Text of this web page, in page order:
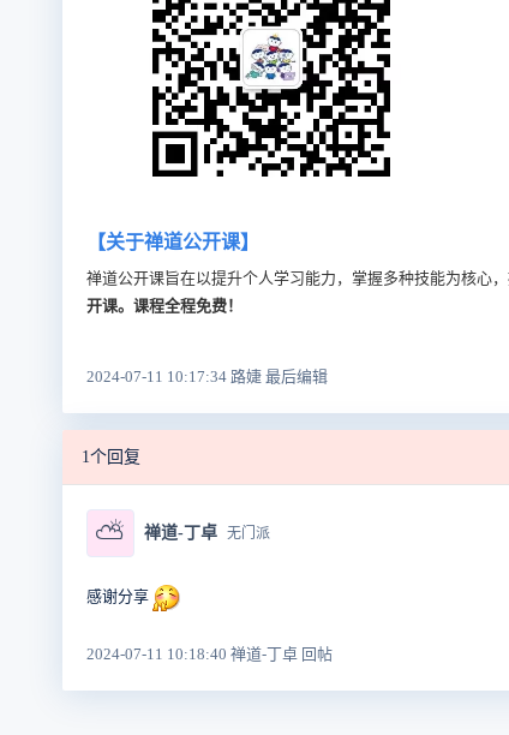
【关于禅道公开课】
禅道公开课旨在以提升个人学习能力，掌握多种技能为核心
开课。课程全程免费！
2024-07-11 10:17:34 路婕 最后编辑
1个回复
⛅ 禅道-丁卓 无门派
感谢分享
2024-07-11 10:18:40 禅道-丁卓 回帖